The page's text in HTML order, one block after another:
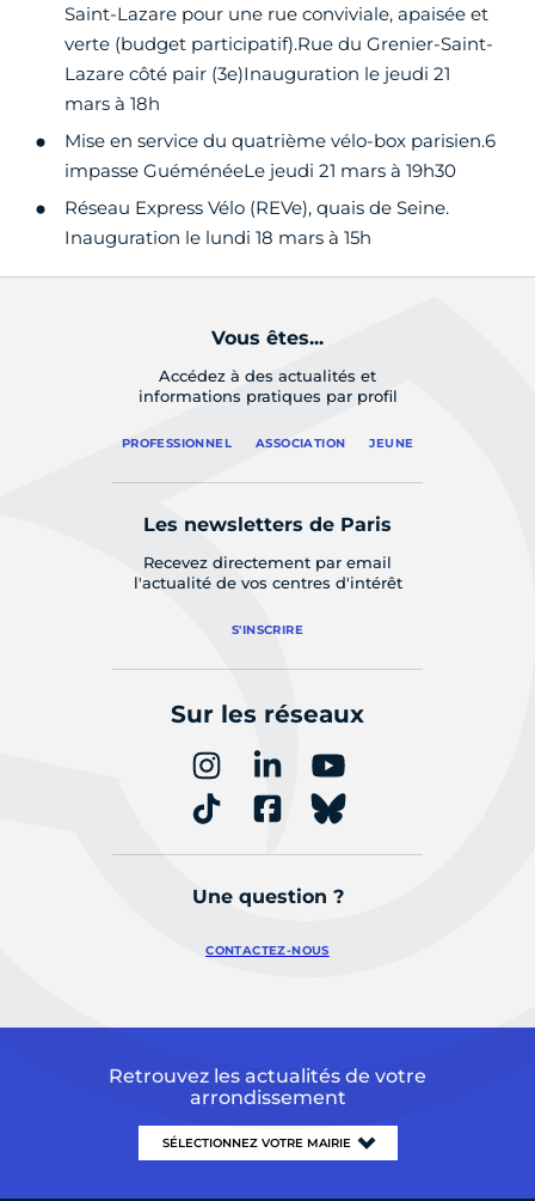
Saint-Lazare pour une rue conviviale, apaisée et
verte (budget participatif).Rue du Grenier-Saint-
Lazare côté pair (3e)Inauguration le jeudi 21
mars à 18h
Mise en service du quatrième vélo-box parisien.6
impasse GuéménéeLe jeudi 21 mars à 19h30
Réseau Express Vélo (REVe), quais de Seine.
Inauguration le lundi 18 mars à 15h
Vous êtes...
Accédez à des actualités et
informations pratiques par profil
PROFESSIONNEL ASSOCIATION JEUNE
Les newsletters de Paris
Recevez directement par email
l'actualité de vos centres d'intérêt
S'INSCRIRE
Sur les réseaux
Une question ?
CONTACTEZ-NOUS
Retrouvez les actualités de votre
arrondissement